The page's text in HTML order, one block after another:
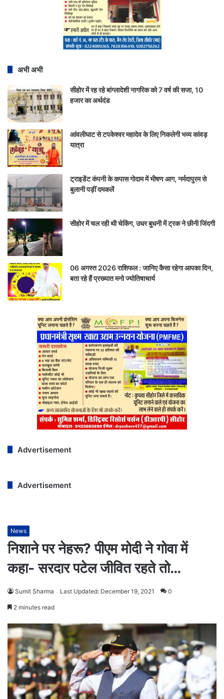
अभी अभी
सीहोर में रह रहे बांग्लादेशी नागरिक को 7 वर्ष की सजा, 10
हजार का अर्थदंड
आंवलीघाट से टपकेश्वर महादेव के लिए निकलेगी भव्य कांवड़
यात्रा
ट्राइडेंट कंपनी के कपास गोदाम में भीषण आग, नर्मदापुरम से
बुलानी पड़ीं दमकलें
सीहोर में चल रही थी चेकिंग, उधर बुधनी में ट्रक ने छीनी जिंदगी
06 अगस्त 2026 राशिफल : जानिए कैसा रहेगा आपका दिन,
बता रहे हैं प्रख्यात मनो ज्योतिषाचार्य
Advertisement
Advertisement